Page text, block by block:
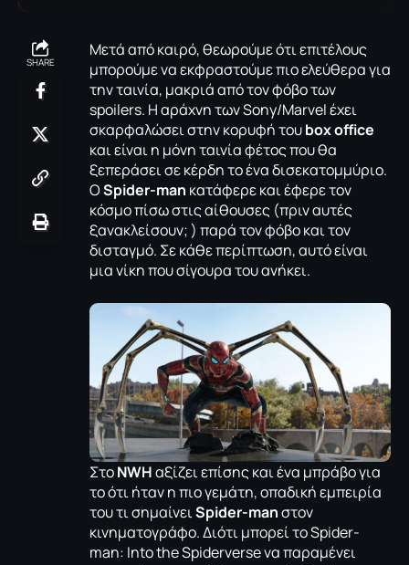
SHARE
Mετά από καιρό, θεωρούμε ότι επιτέλους
μπορούμε να εκφραστούμε πιο ελεύθερα για
την ταινία, μακριά από τον φόβο των
spoilers. Η αράχνη των Sony/Marvel έχει
σκαρφαλώσει στην κορυφή τουboxoffice
και είναι η μόνη ταινία φέτος που θα
ξεπεράσει σε κέρδη το ένα δισεκατομμύριο.
ΟSpider-man κατάφερε και έφερε τον
κόσμο πίσω στις αίθουσες (πριν αυτές
ξανακλείσουν; ) παρά τον φόβο και τον
δισταγμό. Σε κάθε περίπτωση, αυτό είναι
μια νίκη που σίγουρα του ανήκει.
ΣτοNWHαξίζει επίσης και ένα μπράβο για
το ότι ήταν η πιο γεμάτη, οπαδική εμπειρία
του τι σημαίνειSpider-manστον
κινηματογράφο. Διότι μπορεί τοSpider-
man: Ιnto the Spiderverseνα παραμένει